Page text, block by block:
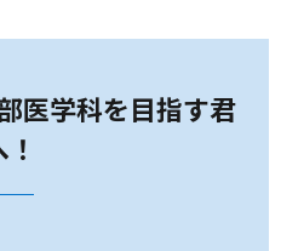
医学科を目指す君